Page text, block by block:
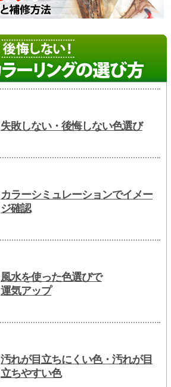
失敗しない・後悔しない色選び
カラーシミュレーションでイメー
ジ確認
風水を使った色選びで
運気アップ
汚れが目立ちにくい色・汚れが目
立ちやすい色